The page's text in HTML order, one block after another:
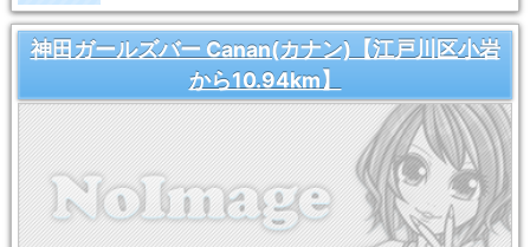
神田ガールズバー Canan(カナン)【江戸川区小岩
から10.94km】